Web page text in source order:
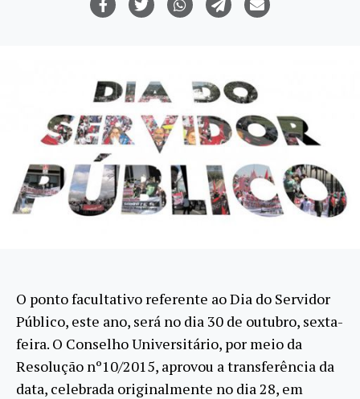
O ponto facultativo referente ao Dia do Servidor
Público, este ano, será no dia 30 de outubro, sexta-
feira. O Conselho Universitário, por meio da
Resolução nº10/2015, aprovou a transferência da
data, celebrada originalmente no dia 28, em